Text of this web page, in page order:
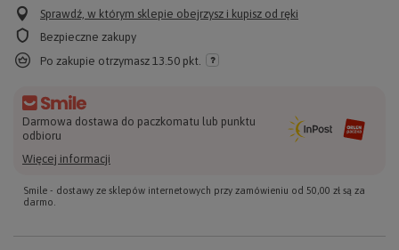
Sprawdź, w którym sklepie obejrzysz i kupisz od ręki
Bezpieczne zakupy
Po zakupie otrzymasz 13.50 pkt.
Darmowa dostawa do paczkomatu lub punktu
odbioru
Więcej informacji
Smile - dostawy ze sklepów internetowych przy zamówieniu od 50,00 zł są za
darmo.